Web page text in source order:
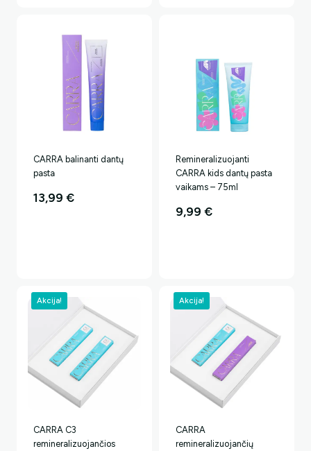
CARRA balinanti dantų
pasta
13,99€
Remineralizuojanti
CARRA kids dantų pasta
vaikams – 75ml
9,99€
Akcija!
CARRA C3
remineralizuojančios
Akcija!
CARRA
remineralizuojančių